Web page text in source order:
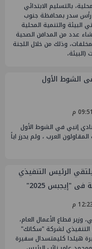
بالتسليم الابتدائي
رأس سدر بمحافظة جنوب
والتنمية المحلية
عدد من المدافن الصحية
وذلك من خلال اللجنة
الشوط الأول
إنبي في الشوط الأول
العرب ، ولم يحرز اياً
الرئيس التنفيذي
"إيجبس 2025"
قطاع الأعمال العام،
لشركة "سكاتك"
هيلدا كليمتسدال سفيرة